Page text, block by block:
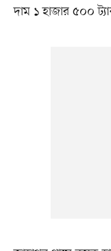
দাম ১ হাজার ৫০০